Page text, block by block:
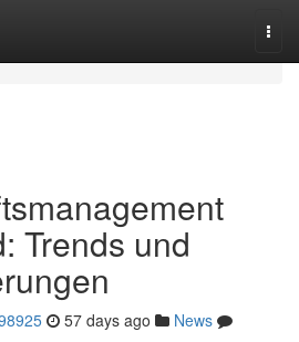
Trends und
57 days ago
News